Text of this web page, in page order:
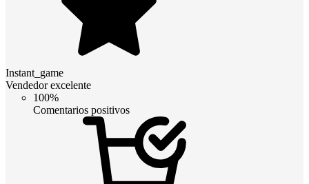
Instant_game
Vendedor excelente
100%
Comentarios positivos